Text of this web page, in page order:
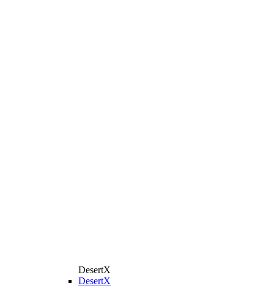
DesertX
DesertX